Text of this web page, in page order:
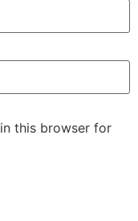
this browser for